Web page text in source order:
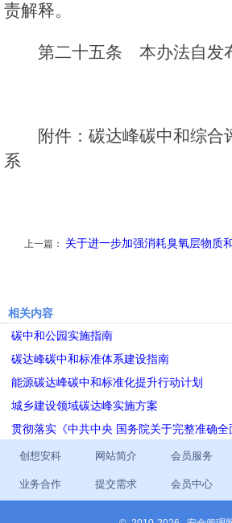
责解释。
第二十五条 本办法自发
附件：碳达峰碳中和综合
系
上一篇： 关于进一步加强消耗臭氧层物质
相关内容
碳中和公园实施指南
碳达峰碳中和标准体系建设指南
能源碳达峰碳中和标准化提升行动计划
城乡建设领域碳达峰实施方案
贯彻落实《中共中央 国务院关于完整准确
创想安科 网站简介 会员服务
业务合作 提交需求 会员中心